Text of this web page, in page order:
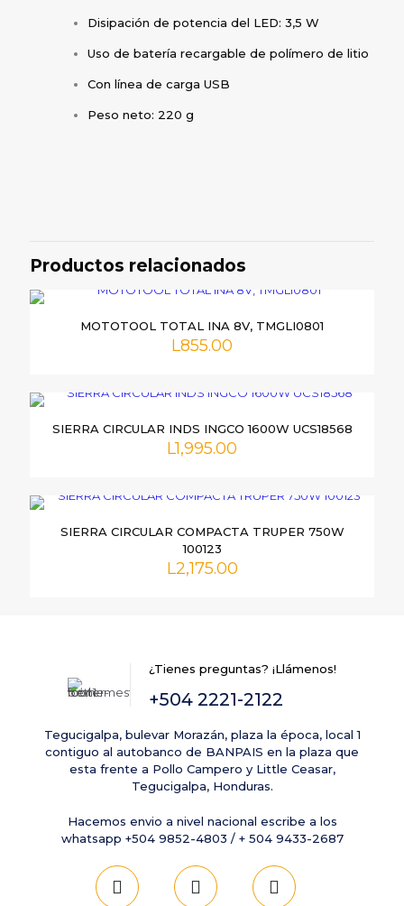
Disipación de potencia del LED: 3,5 W
Uso de batería recargable de polímero de litio
Con línea de carga USB
Peso neto: 220 g
PISTOLA DE IMPACTO TOTAL
400NM+ LAMPARA+CUBOS,
UTOSLI23048”
Tu dirección de correo electrónico no será publicada.
Tu
puntuación
Guarda mi nombre, correo electrónico y web en este
navegador para la próxima vez que comente.
Productos relacionados
MOTOTOOL TOTAL INA 8V, TMGLI0801
L855.00
SIERRA CIRCULAR INDS INGCO 1600W UCS18568
L1,995.00
SIERRA CIRCULAR COMPACTA TRUPER 750W
100123
L2,175.00
¿Tienes preguntas? ¡Llámenos!
+504 2221-2122
Tegucigalpa, bulevar Morazán, plaza la época, local 1
contiguo al autobanco de BANPAIS en la plaza que
esta frente a Pollo Campero y Little Ceasar,
Tegucigalpa, Honduras.
Hacemos envio a nivel nacional escribe a los
whatsapp +504 9852-4803 / + 504 9433-2687